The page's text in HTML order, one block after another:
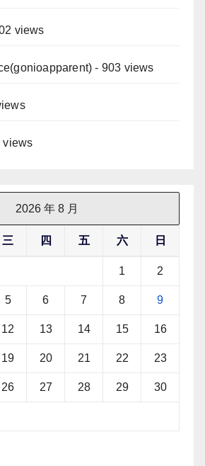
views
- 903 views
views
2026 年 8 月
三 四 五 六 日
1 2
5 6 7 8 9
12 13 14 15 16
19 20 21 22 23
26 27 28 29 30